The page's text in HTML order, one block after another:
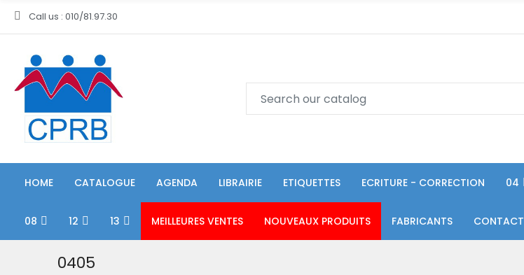
Call us : 010/81.97.30
HOME CATALOGUE AGENDA LIBRAIRIE ETIQUETTES ECRITURE - CORRECTION 04
08 12 13 MEILLEURES VENTES NOUVEAUX PRODUITS FABRICANTS CONTACT
0405